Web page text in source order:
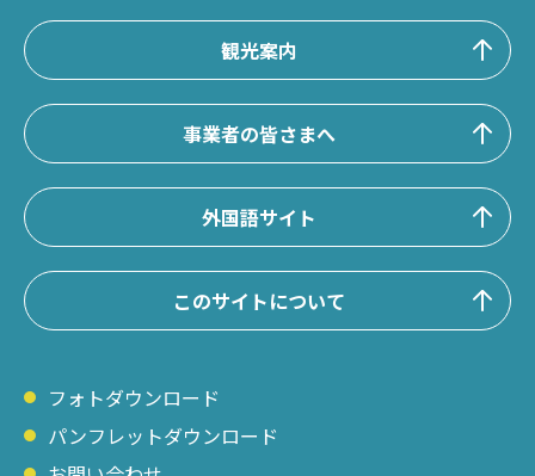
観光案内
事業者の皆さまへ
外国語サイト
このサイトについて
フォトダウンロード
パンフレットダウンロード